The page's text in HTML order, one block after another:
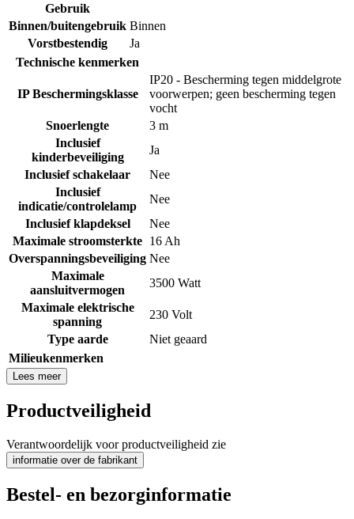
Gebruik
Binnen/buitengebruik Binnen
Vorstbestendig
Ja
Technische kenmerken
IP Beschermingsklasse
IP20 - Bescherming tegen middelgrote
voorwerpen; geen bescherming tegen
vocht
Snoerlengte
3 m
Inclusief
kinderbeveiliging
Ja
Inclusief schakelaar
Nee
Inclusief
indicatie/controlelamp
Nee
Inclusief klapdeksel
Nee
Maximale stroomsterkte 16 Ah
Overspanningsbeveiliging Nee
Maximale
aansluitvermogen
3500 Watt
Maximale elektrische
spanning
230 Volt
Type aarde
Niet geaard
Milieukenmerken
Lees meer
Productveiligheid
Verantwoordelijk voor productveiligheid zie
informatie over de fabrikant
Bestel- en bezorginformatie